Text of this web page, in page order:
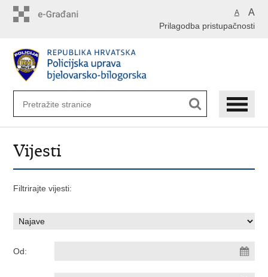
A A
Prilagodba pristupačnosti
Vijesti
Filtrirajte vijesti:
Od: